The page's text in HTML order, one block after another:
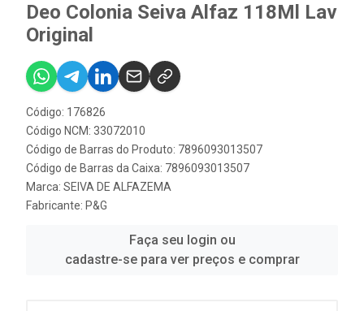
Deo Colonia Seiva Alfaz 118Ml Lav
Original
Código: 176826
Código NCM: 33072010
Código de Barras do Produto: 7896093013507
Código de Barras da Caixa: 7896093013507
Marca: SEIVA DE ALFAZEMA
Fabricante: P&G
Faça seu login ou
cadastre-se para ver preços e comprar